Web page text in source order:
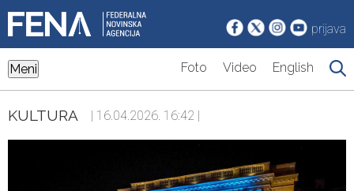
prijava
Meni Foto Video English
KULTURA | 16.04.2026. 16:42 |